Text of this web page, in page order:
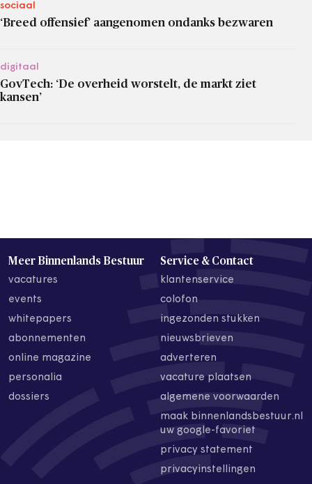
sociaal
‘Breed offensief’ aangenomen ondanks bezwaren
digitaal
GovTech: ‘De overheid worstelt, de markt ziet
kansen’
Meer Binnenlands Bestuur
vacatures
events
whitepapers
abonnementen
online magazine
personalia
dossiers
Service & Contact
klantenservice
colofon
ingezonden stukken
nieuwsbrieven
adverteren
vacature plaatsen
algemene voorwaarden
maak binnenlandsbestuur.nl
uw google-favoriet
privacy statement
privacyinstellingen